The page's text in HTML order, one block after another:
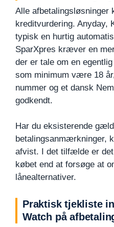
Alle
kreditvurdering. Anyday,
typisk en hurtig
SparXpres kræver en
der er tale om en
som minimum være 18
nummer og et dansk
godkendt.
Har du eksisterende
betalingsanmærkninger,
afvist. I det tilfælde er
købet end at forsøge at
lånealternativer.
Praktisk tjekliste
Watch på